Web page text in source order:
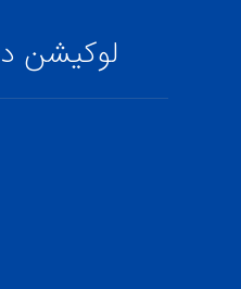
لوکیشن